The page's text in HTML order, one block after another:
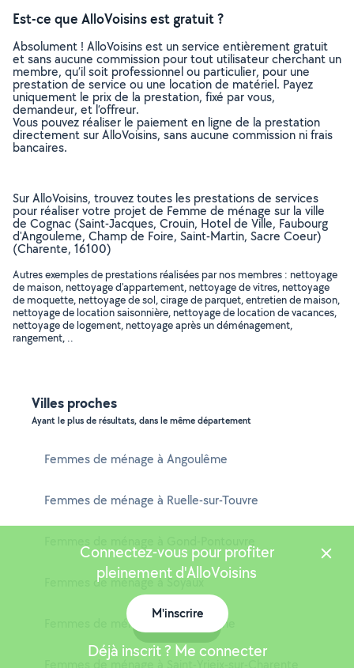
Est-ce que AlloVoisins est gratuit ?
Absolument ! AlloVoisins est un service entièrement gratuit
et sans aucune commission pour tout utilisateur cherchant un
membre, qu’il soit professionnel ou particulier, pour une
prestation de service ou une location de matériel. Payez
uniquement le prix de la prestation, fixé par vous,
demandeur, et l’offreur.
Vous pouvez réaliser le paiement en ligne de la prestation
directement sur AlloVoisins, sans aucune commission ni frais
bancaires.
Sur AlloVoisins, trouvez toutes les prestations de services
pour réaliser votre projet de Femme de ménage sur la ville
de Cognac (Saint-Jacques, Crouin, Hotel de Ville, Faubourg
d'Angouleme, Champ de Foire, Saint-Martin, Sacre Coeur)
(Charente, 16100)
Autres exemples de prestations réalisées par nos membres : nettoyage
de maison, nettoyage d'appartement, nettoyage de vitres, nettoyage
de moquette, nettoyage de sol, cirage de parquet, entretien de maison,
nettoyage de location saisonnière, nettoyage de location de vacances,
nettoyage de logement, nettoyage après un déménagement,
rangement, ..
Villes proches
Ayant le plus de résultats, dans le même département
Femmes de ménage à Angoulême
Femmes de ménage à Ruelle-sur-Touvre
Femmes de ménage à Soyaux
Femmes de ménage à La Couronne
Femmes de ménage à Saint-Yrieix-sur-Charente
Connectez-vous pour profiter
pleinement d'AlloVoisins
M'inscrire
Déjà inscrit ? Me connecter